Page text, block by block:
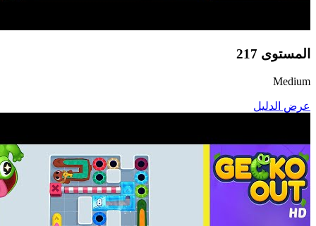
المستوى 217
Medium
عرض الدليل